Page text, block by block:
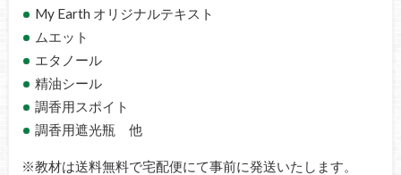
My Earth オリジナルテキスト
ムエット
エタノール
精油シール
調香用スポイト
調香用遮光瓶 他
※教材は送料無料で宅配便にて事前に発送いたします。